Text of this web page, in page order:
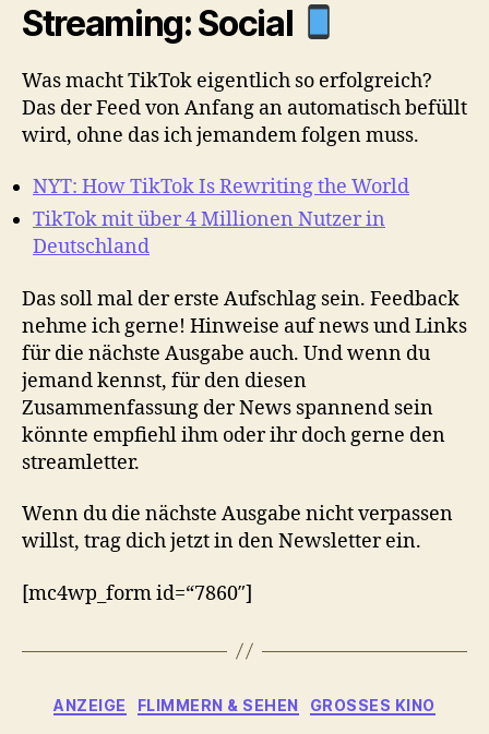
Streaming: Social
Was macht TikTok eigentlich so erfolgreich?
Das der Feed von Anfang an automatisch befüllt
wird, ohne das ich jemandem folgen muss.
NYT: How TikTok Is Rewriting the World
TikTok mit über 4 Millionen Nutzer in
Deutschland
Das soll mal der erste Aufschlag sein. Feedback
nehme ich gerne! Hinweise auf news und Links
für die nächste Ausgabe auch. Und wenn du
jemand kennst, für den diesen
Zusammenfassung der News spannend sein
könnte empfiehl ihm oder ihr doch gerne den
streamletter.
Wenn du die nächste Ausgabe nicht verpassen
willst, trag dich jetzt in den Newsletter ein.
[mc4wp_form id=“7860″]
Kategorien
ANZEIGE FLIMMERN & SEHEN GROSSES KINO